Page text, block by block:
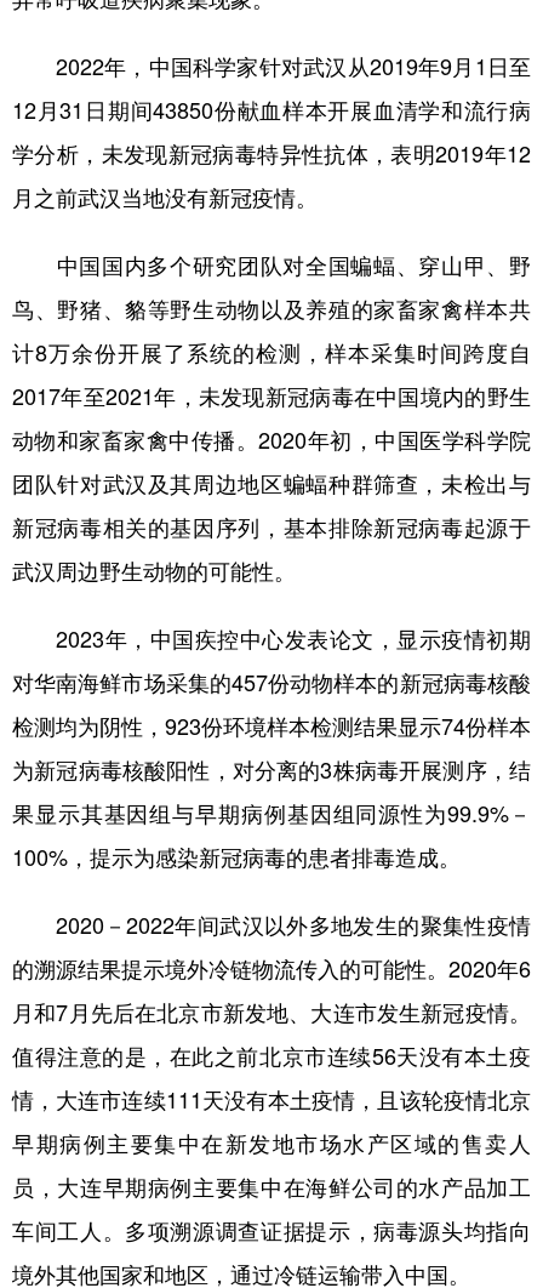
2022年，中国科学家针对武汉从2019年9月1日至
12月31日期间43850份献血样本开展血清学和流行病
学分析，未发现新冠病毒特异性抗体，表明2019年12
月之前武汉当地没有新冠疫情。
中国国内多个研究团队对全国蝙蝠、穿山甲、野
鸟、野猪、貉等野生动物以及养殖的家畜家禽样本共
计8万余份开展了系统的检测，样本采集时间跨度自
2017年至2021年，未发现新冠病毒在中国境内的野生
动物和家畜家禽中传播。2020年初，中国医学科学院
团队针对武汉及其周边地区蝙蝠种群筛查，未检出与
新冠病毒相关的基因序列，基本排除新冠病毒起源于
武汉周边野生动物的可能性。
2023年，中国疾控中心发表论文，显示疫情初期
对华南海鲜市场采集的457份动物样本的新冠病毒核酸
检测均为阴性，923份环境样本检测结果显示74份样本
为新冠病毒核酸阳性，对分离的3株病毒开展测序，结
果显示其基因组与早期病例基因组同源性为99.9%－
100%，提示为感染新冠病毒的患者排毒造成。
2020－2022年间武汉以外多地发生的聚集性疫情
的溯源结果提示境外冷链物流传入的可能性。2020年6
月和7月先后在北京市新发地、大连市发生新冠疫情。
值得注意的是，在此之前北京市连续56天没有本土疫
情，大连市连续111天没有本土疫情，且该轮疫情北京
早期病例主要集中在新发地市场水产区域的售卖人
员，大连早期病例主要集中在海鲜公司的水产品加工
车间工人。多项溯源调查证据提示，病毒源头均指向
境外其他国家和地区，通过冷链运输带入中国。